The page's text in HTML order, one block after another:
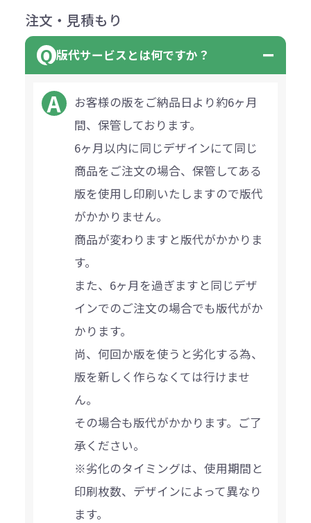
注文・見積もり
版代サービスとは何ですか？
お客様の版をご納品日より約6ヶ月
間、保管しております。
6ヶ月以内に同じデザインにて同じ
商品をご注文の場合、保管してある
版を使用し印刷いたしますので版代
がかかりません。
商品が変わりますと版代がかかりま
す。
また、6ヶ月を過ぎますと同じデザ
インでのご注文の場合でも版代がか
かります。
尚、何回か版を使うと劣化する為、
版を新しく作らなくては行けませ
ん。
その場合も版代がかかります。ご了
承ください。
※劣化のタイミングは、使用期間と
印刷枚数、デザインによって異なり
ます。